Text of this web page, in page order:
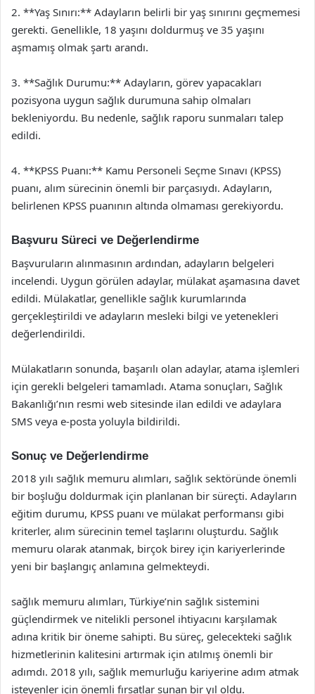
2. **Yaş Sınırı:** Adayların belirli bir yaş sınırını geçmemesi
gerekti. Genellikle, 18 yaşını doldurmuş ve 35 yaşını
aşmamış olmak şartı arandı.
3. **Sağlık Durumu:** Adayların, görev yapacakları
pozisyona uygun sağlık durumuna sahip olmaları
bekleniyordu. Bu nedenle, sağlık raporu sunmaları talep
edildi.
4. **KPSS Puanı:** Kamu Personeli Seçme Sınavı (KPSS)
puanı, alım sürecinin önemli bir parçasıydı. Adayların,
belirlenen KPSS puanının altında olmaması gerekiyordu.
Başvuru Süreci ve Değerlendirme
Başvuruların alınmasının ardından, adayların belgeleri
incelendi. Uygun görülen adaylar, mülakat aşamasına davet
edildi. Mülakatlar, genellikle sağlık kurumlarında
gerçekleştirildi ve adayların mesleki bilgi ve yetenekleri
değerlendirildi.
Mülakatların sonunda, başarılı olan adaylar, atama işlemleri
için gerekli belgeleri tamamladı. Atama sonuçları, Sağlık
Bakanlığı’nın resmi web sitesinde ilan edildi ve adaylara
SMS veya e-posta yoluyla bildirildi.
Sonuç ve Değerlendirme
2018 yılı sağlık memuru alımları, sağlık sektöründe önemli
bir boşluğu doldurmak için planlanan bir süreçti. Adayların
eğitim durumu, KPSS puanı ve mülakat performansı gibi
kriterler, alım sürecinin temel taşlarını oluşturdu. Sağlık
memuru olarak atanmak, birçok birey için kariyerlerinde
yeni bir başlangıç anlamına gelmekteydi.
sağlık memuru alımları, Türkiye’nin sağlık sistemini
güçlendirmek ve nitelikli personel ihtiyacını karşılamak
adına kritik bir öneme sahipti. Bu süreç, gelecekteki sağlık
hizmetlerinin kalitesini artırmak için atılmış önemli bir
adımdı. 2018 yılı, sağlık memurluğu kariyerine adım atmak
isteyenler için önemli fırsatlar sunan bir yıl oldu.